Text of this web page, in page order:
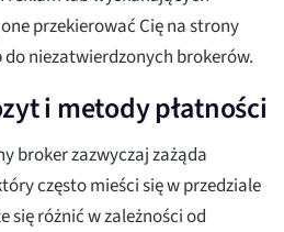
przekierować Cię na strony
niezatwierdzonych brokerów.
i metody płatności
broker zazwyczaj zażąda
często mieści się w przedziale
się różnić w zależności od